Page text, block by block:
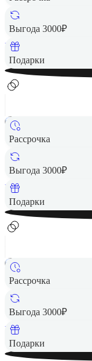
Выгода 3000₽
Подарки
1 490 ₽
Вернем до
Рассрочка
Выгода 3000₽
Подарки
Картридж
1 490 ₽
Вернем до
Рассрочка
Выгода 3000₽
Подарки
Картридж
1 490 ₽
Вернем до